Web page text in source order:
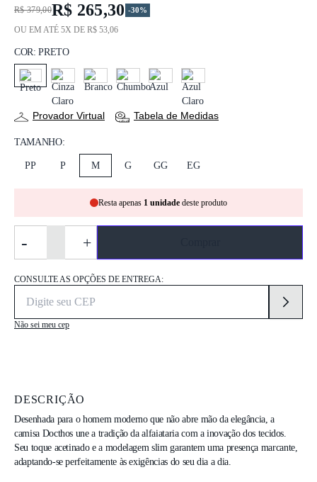
R$ 379,00R$ 265,30 -30%
OU EM ATÉ 5X DE R$ 53,06
COR:PRETO
PRETOCINZA CLARO
BRANCOCHUMBOAZUL AZUL CLARO
Provador Virtual Tabela de Medidas
TAMANHO:
PP P M G GG EG
Resta apenas 1 unidade deste produto
- +
CONSULTE AS OPÇÕES DE ENTREGA:
Não sei meu cep
DESCRIÇÃO
Desenhada para o homem moderno que não abre mão da elegância, a
camisa Docthos une a tradição da alfaiataria com a inovação dos tecidos.
Seu toque acetinado e a modelagem slim garantem uma presença marcante,
adaptando-se perfeitamente às exigências do seu dia a dia.